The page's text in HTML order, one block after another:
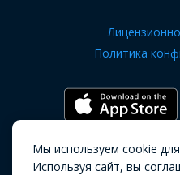
Политика
Copyright
Мы используем cookie
Используя сайт, вы